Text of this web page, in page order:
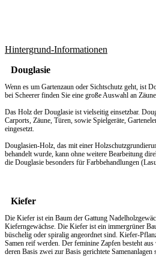
Hintergrund-Informationen
Douglasie
Wenn es um Gartenzaun oder Sichtschutz geht, ist
bei Scheerer finden Sie eine große Auswahl an
Das Holz der Douglasie ist vielseitig einsetzbar.
Carports, Zäune, Türen, sowie Spielgeräte,
eingesetzt.
Douglasien-Holz, das mit einer
behandelt wurde, kann ohne weitere Bearbeitung
die Douglasie besonders für Farbbehandlungen
Kiefer
Die Kiefer ist ein Baum der Gattung
Kieferngewächse. Die Kiefer ist ein immergrüner
büschelig oder spiralig angeordnet sind. Kiefer-
Samen reif werden. Der feminine Zapfen besteht aus
deren Basis zwei zur Basis gerichtete Samenanlagen